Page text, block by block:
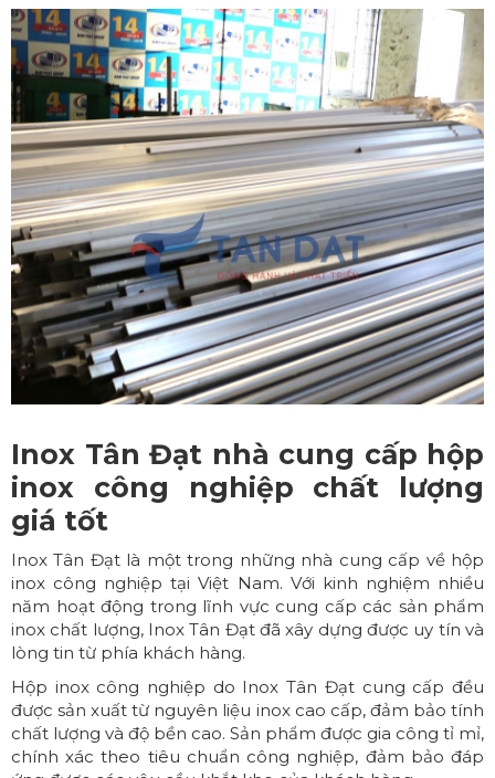
Inox Tân Đạt nhà cung cấp hộp
inox công nghiệp chất lượng
giá tốt
Inox Tân Đạtlà một trong những nhà cung cấp về hộp
inox công nghiệp tại Việt Nam. Với kinh nghiệm nhiều
năm hoạt động trong lĩnh vực cung cấp các sản phẩm
inox chất lượng, Inox Tân Đạt đã xây dựng được uy tín và
lòng tin từ phía khách hàng.
Hộp inox công nghiệp do Inox Tân Đạt cung cấp đều
được sản xuất từ nguyên liệu inox cao cấp, đảm bảo tính
chất lượng và độ bền cao. Sản phẩm được gia công tỉ mỉ,
chính xác theo tiêu chuẩn công nghiệp, đảm bảo đáp